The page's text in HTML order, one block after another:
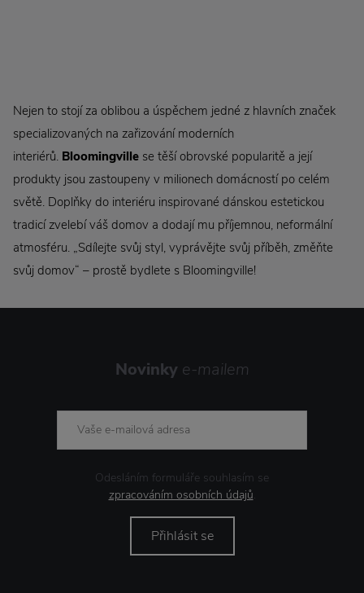
Nejen to stojí za oblibou a úspěchem jedné z hlavních značek
specializovaných na zařizování moderních
interiérů. Bloomingville se těší obrovské popularitě a její
produkty jsou zastoupeny v milionech domácností po celém
světě. Doplňky do interiéru inspirované dánskou estetickou
tradicí zvelebí váš domov a dodají mu příjemnou, neformální
atmosféru. „Sdílejte svůj styl, vyprávějte svůj příběh, změňte
svůj domov“ – prostě bydlete s Bloomingville!
Novinky e-mailem
Odesláním formuláře souhlasím se
zpracováním osobních údajů.
Přihlásit se